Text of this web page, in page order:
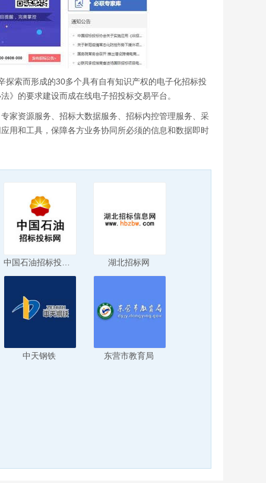
索而形成的30多个具有自有知识产权的电子化招标投
》的要求建设而成在线电子招投标交易平台。
家资源服务、招标大数据服务、招标内控管理服务、采
用和工具，保障各方业务协同所必须的信息和数据即时
湖北招标网
中天钢铁 东营市教育局